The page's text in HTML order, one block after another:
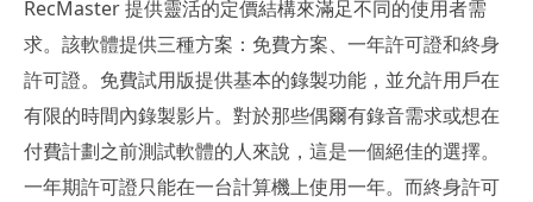
RecMaster 提供靈活的定價結構來滿足不同的使用者需
求。該軟體提供三種方案：免費方案、一年許可證和終身
許可證。免費試用版提供基本的錄製功能，並允許用戶在
有限的時間內錄製影片。對於那些偶爾有錄音需求或想在
付費計劃之前測試軟體的人來說，這是一個絕佳的選擇。
一年期許可證只能在一台計算機上使用一年。而終身許可